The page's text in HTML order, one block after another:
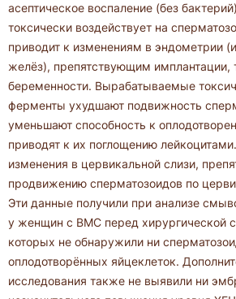
асептическое воспаление (без
токсически воздействует на
приводит к изменениям в эндометрии
желёз), препятствующим имплантации,
беременности. Вырабатываемые
ферменты ухудшают подвижность
уменьшают способность к
приводят к их поглощению
изменения в цервикальной слизи,
продвижению сперматозоидов по
Эти данные получили при анализе
у женщин с ВМС перед хирургической
которых не обнаружили ни
оплодотворённых яйцеклеток.
исследования также не выявили ни